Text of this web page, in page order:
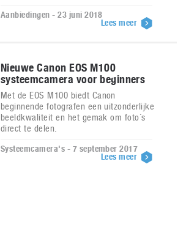
Aanbiedingen - 23 juni 2018
Lees meer
Nieuwe Canon EOS M100
systeemcamera voor beginners
Met de EOS M100 biedt Canon
beginnende fotografen een uitzonderlijke
beeldkwaliteit en het gemak om foto´s
direct te delen.
Systeemcamera's - 7 september 2017
Lees meer